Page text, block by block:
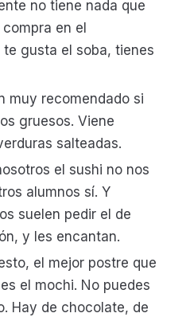
no tiene nada que
en el
te gusta el soba, tienes
muy recomendado si
gruesos. Viene
salteadas.
el sushi no nos
alumnos sí. Y
suelen pedir el de
y les encantan.
el mejor postre que
el mochi. No puedes
Hay de chocolate, de